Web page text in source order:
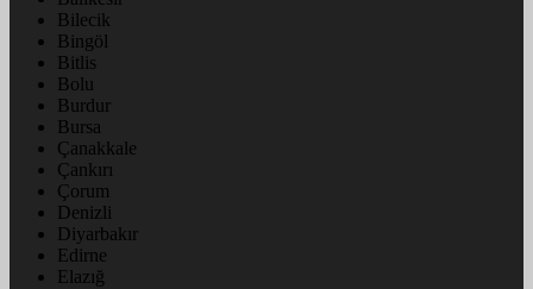
Bilecik
Bingöl
Bitlis
Bolu
Burdur
Bursa
Çanakkale
Çankırı
Çorum
Denizli
Diyarbakır
Edirne
Elazığ